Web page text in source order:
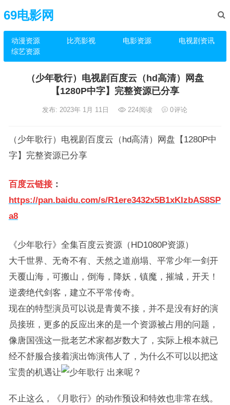
69电影网
动漫资源 比亮影视 电影资源
电视剧资讯
综艺资源
（少年歌行）电视剧百度云（hd高清）网盘
【1280P中字】完整资源已分享
发布: 2023年 1月 11日 224阅读 0评论
（少年歌行）电视剧百度云（hd高清）网盘【1280P中
字】完整资源已分享
百度云链接：
https://pan.baidu.com/s/R1ere3432x5B1xKIzbAS8SP
a8
《少年歌行》全集百度云资源（HD1080P资源）
大千世界、无奇不有、天然之道崩塌、平常少年一剑开
天覆山海，可搬山，倒海，降妖，镇魔，摧城，开天！
逆袭绝代剑客，建立不平常传奇。
现在的特型演员可以说是青黄不接，并不是没有好的演
员接班，更多的反应出来的是一个资源被占用的问题，
像唐国强这一批老艺术家都岁数大了，实际上根本就已
经不舒服合接着演出饰演伟人了，为什么不可以以把这
宝贵的机遇让
出来呢？
不止这么，《月歌行》的动作预设和特效也非常在线。